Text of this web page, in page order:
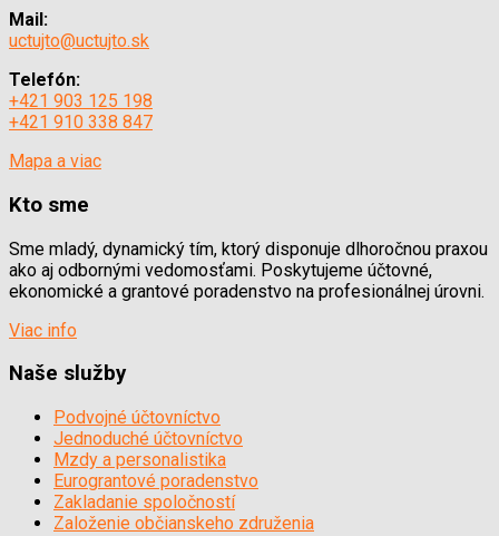
Mail:
uctujto@uctujto.sk
Telefón:
+421 903 125 198
+421 910 338 847
Mapa a viac
Kto sme
Sme mladý, dynamický tím, ktorý disponuje dlhoročnou praxou
ako aj odbornými vedomosťami. Poskytujeme účtovné,
ekonomické a grantové poradenstvo na profesionálnej úrovni.
Viac info
Naše služby
Podvojné účtovníctvo
Jednoduché účtovníctvo
Mzdy a personalistika
Eurograntové poradenstvo
Zakladanie spoločností
Založenie občianskeho združenia